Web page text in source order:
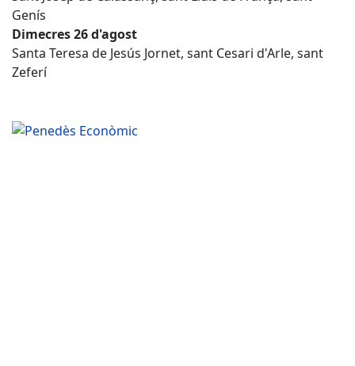
Genís
Dimecres 26 d'agost
Santa Teresa de Jesús Jornet, sant Cesari d'Arle, sant
Zeferí